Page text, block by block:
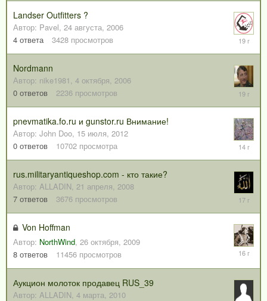
2010
Landser Outfitters ?
Автор: Pavel, 24 августа, 2006
4 ответа 3428 просмотров
23
2006
Nordmann
Автор: nike1981, 4 октября, 2006
0 ответов 2236 просмотров
2006
pnevmatika.fo.ru и gunstor.ru Внимание!
Автор: John Doo, 15 июля, 2012
0 ответов 10702 просмотра
15
2012
rus.militaryantiqueshop.com - кто такие?
Автор: ALLADIN, 21 апреля, 2008
7 ответов 3676 просмотров
18
2009
Von Hoffman
Автор: NorthWind, 26 октября, 2009
8 ответов 11456 просмотров
12
2010
Аукцион молоток продавец RUS_39
Автор: ALLADIN, 4 марта, 2010